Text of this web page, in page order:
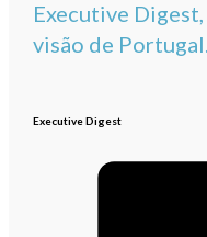
Executive Digest,
visão de
Executive Digest